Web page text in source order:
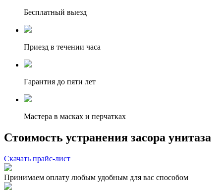
Бесплатный выезд
Приезд в течении часа
Гарантия до пяти лет
Мастера в масках и перчатках
Стоимость устранения засора унитаза
Скачать прайс-лист
Принимаем оплату любым удобным для вас способом